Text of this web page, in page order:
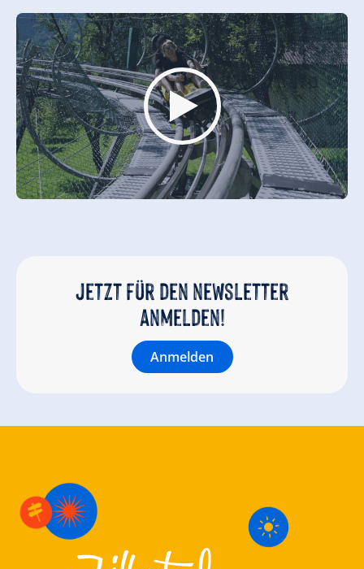
Jetzt für den newsletter
anmelden!
Anmelden